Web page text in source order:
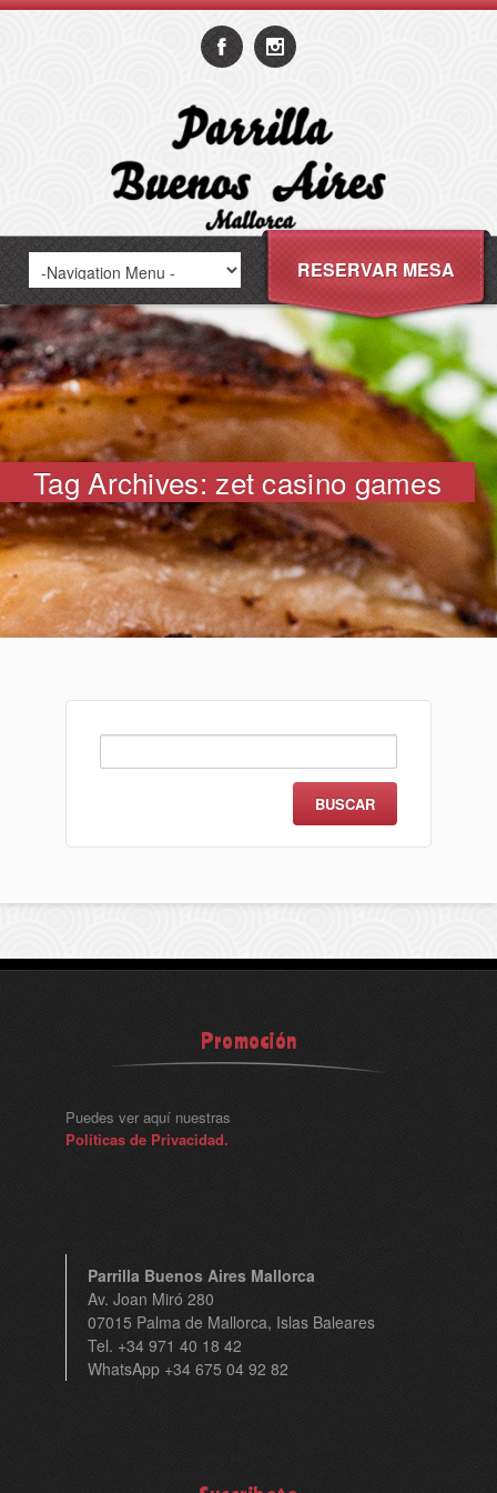
RESERVAR MESA
Tag Archives: zet casino games
Promoción
Puedes ver aquí nuestras
Políticas de Privacidad.
Parrilla Buenos Aires Mallorca
Av. Joan Miró 280
07015 Palma de Mallorca, Islas Baleares
Tel. +34 971 40 18 42
WhatsApp +34 675 04 92 82